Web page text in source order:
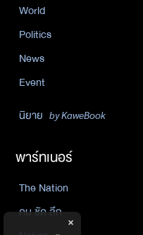
World
Politics
News
Event
นิยาย by KaweBook
พาร์ทเนอร์
The Nation
คม ชัด ลึก
×